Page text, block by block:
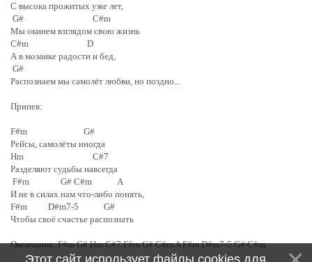
С высока прожитых уже лет,
G# C#m
Мы окинем взглядом свою жизнь
C#m D
А в мозаике радости и бед,
G#
Распознаем мы самолёт любви, но поздно...
Припев:
F#m G#
Рейсы, самолёты иногда
Hm C#7
Разделяют судьбы навсегда
F#m G# C#m A
И не в силах нам что-либо понять,
F#m D#m7-5 G#
Чтобы своё счастье распознать
Окончание: F#m G# Hm C#7 F#m G# C#m A F#m D#m7-5 G# C#m
Этот сайт использует файлы cookies для